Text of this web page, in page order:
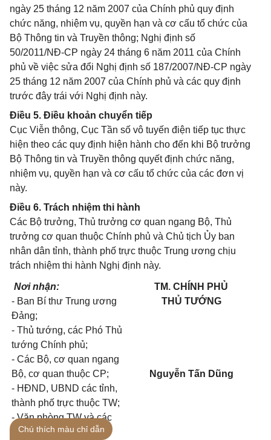
ngày 25 tháng 12 năm 2007 của Chính phủ quy định
chức năng, nhiệm vụ, quyền hạn và cơ cấu tổ chức của
Bộ Thông tin và Truyền thông; Nghị định số
50/2011/NĐ-CP ngày 24 tháng 6 năm 2011 của Chính
phủ về việc sửa đổi Nghị định số 187/2007/NĐ-CP ngày
25 tháng 12 năm 2007 của Chính phủ và các quy định
trước đây trái với Nghị định này.
Điều 5. Điều khoản chuyển tiếp
Cục Viễn thông, Cục Tần số vô tuyến điện tiếp tục thực
hiện theo các quy định hiện hành cho đến khi Bộ trưởng
Bộ Thông tin và Truyền thông quyết định chức năng,
nhiệm vụ, quyền hạn và cơ cấu tổ chức của các đơn vị
này.
Điều 6. Trách nhiệm thi hành
Các Bộ trưởng, Thủ trưởng cơ quan ngang Bộ, Thủ
trưởng cơ quan thuộc Chính phủ và Chủ tịch Ủy ban
nhân dân tỉnh, thành phố trực thuộc Trung ương chịu
trách nhiệm thi hành Nghị định này.
Nơi nhận:
- Ban Bí thư Trung ương
Đảng;
- Thủ tướng, các Phó Thủ
tướng Chính phủ;
- Các Bộ, cơ quan ngang
Bộ, cơ quan thuộc CP;
- HĐND, UBND các tỉnh,
thành phố trực thuộc TW;
- Văn phòng TW và các
Ban của Đảng;
TM. CHÍNH PHỦ
THỦ TƯỚNG
Nguyễn Tấn Dũng
Chú thích màu chỉ dẫn